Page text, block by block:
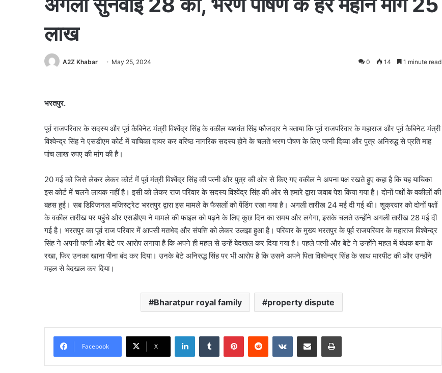
लाख
A2Z Khabar May 25, 2024 0 14 1 minute read
भरतपुर.
पूर्व राजपरिवार के सदस्य और पूर्व कैबिनेट मंत्री विश्वेंद्र सिंह के वकील यशवंत सिंह फौजदार ने बताया कि पूर्व राजपरिवार के महाराज और पूर्व कैबिनेट मंत्री
विश्वेन्द्र सिंह ने एसडीएम कोर्ट में याचिका दायर कर वरिष्ठ नागरिक सदस्य होने के चलते भरण पोषण के लिए पत्नी दिव्या और पुत्र अनिरुद्ध से प्रति माह
पांच लाख रुपए की मांग की है।
20 मई को जिसे लेकर लेकर कोर्ट में पूर्व मंत्री विश्वेंद्र सिंह की पत्नी और पुत्र की ओर से किए गए वकील ने अपना पक्ष रखते हुए कहा है कि यह याचिका
इस कोर्ट में चलने लायक नहीं है। इसी को लेकर राज परिवार के सदस्य विश्वेंद्र सिंह की ओर से हमारे द्वारा जवाब पेश किया गया है। दोनों पक्षों के वकीलों की
बहस हुई। सब डिविजनल मजिस्ट्रेट भरतपुर द्वारा इस मामले के फैसलों को पेंडिंग रखा गया है। अगली तारीख 24 मई दी गई थी। शुक्रवार को दोनों पक्षों
के वकील तारीख पर पहुंचे और एसडीएम ने मामले की फाइल को पढ़ने के लिए कुछ दिन का समय और लगेगा, इसके चलते उन्होंने अगली तारीख 28 मई दी
गई है। भरतपुर का पूर्व राज परिवार में आपसी मतभेद और संपत्ति को लेकर उलझा हुआ है। परिवार के मुख्य भरतपुर के पूर्व राजपरिवार के महाराज विश्वेन्द्र
सिंह ने अपनी पत्नी और बेटे पर आरोप लगाया है कि अपने ही महल से उन्हें बेदखल कर दिया गया है। पहले पत्नी और बेटे ने उन्होंने महल में बंधक बना के
रखा, फिर उनका खाना पीना बंद कर दिया। उनके बेटे अनिरुद्ध सिंह पर भी आरोप है कि उसने अपने पिता विश्वेन्द्र सिंह के साथ मारपीट की और उन्होंने
महल से बेदखल कर दिया।
Bharatpur royal family property dispute
Facebook X
LinkedInTumblr PinterestReddit VKontakteShare via Email Print